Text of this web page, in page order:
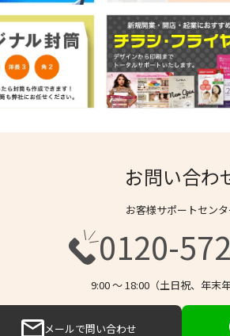
お問い合わ
お客様サポートセン
0120-
9:00 〜 18:00（土日祝、年末年
メールで問い合わせ